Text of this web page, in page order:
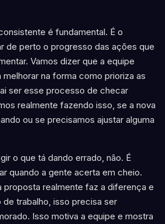
é fundamental. É o
de perto o progresso das ações que
Vamos dizer que a equipe
na forma como prioriza as
ser esse processo de checar
realmente fazendo isso, se a nova
ou se precisamos ajustar alguma
o que tá dando errado, não. É
quando a gente acerta em cheio.
proposta realmente faz a diferença e
trabalho, isso precisa ser
Isso motiva a equipe e mostra